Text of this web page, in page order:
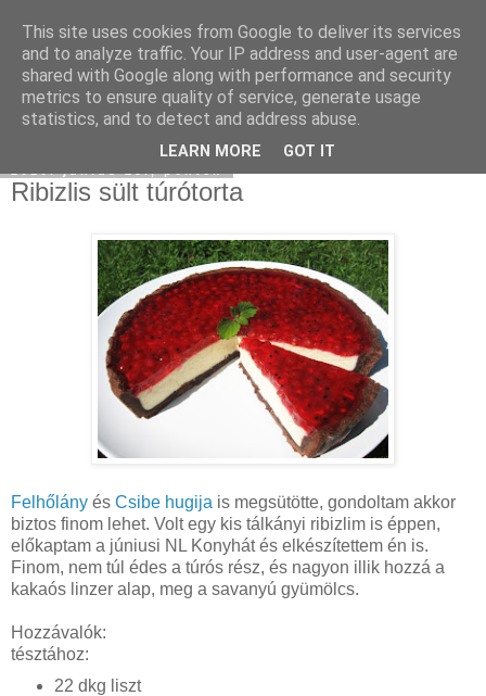
Moha Konyha
Ribizlis sült túrótorta
Felhőlány és Csibe hugija is megsütötte, gondoltam akkor
biztos finom lehet. Volt egy kis tálkányi ribizlim is éppen,
előkaptam a júniusi NL Konyhát és elkészítettem én is.
Finom, nem túl édes a túrós rész, és nagyon illik hozzá a
kakaós linzer alap, meg a savanyú gyümölcs.
Hozzávalók:
tésztához:
22 dkg liszt
This site uses cookies from Google to deliver its services
and to analyze traffic. Your IP address and user-agent are
shared with Google along with performance and security
metrics to ensure quality of service, generate usage
statistics, and to detect and address abuse.
LEARN MORE GOT IT